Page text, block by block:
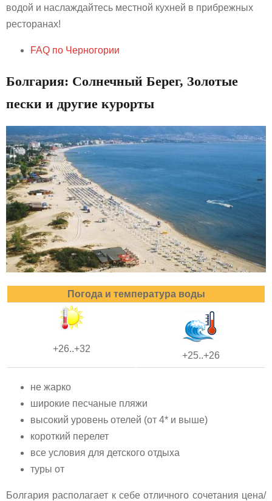
водой и наслаждайтесь местной кухней в прибрежных
ресторанах!
FAQ по Черногории
Болгария: Солнечный Берег, Золотые
пески и другие курорты
Погода и температура воды
+26..+32
+25..+26
не жарко
широкие песчаные пляжи
высокий уровень отелей (от 4* и выше)
короткий перелет
все условия для детского отдыха
туры от
Болгария располагает к себе отличного сочетания цена/